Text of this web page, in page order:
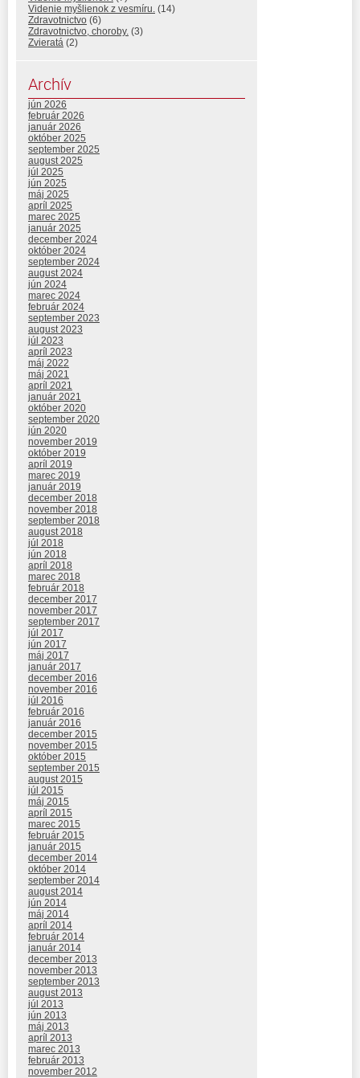
Videnie myšlienok z vesmíru. (14)
Zdravotnictvo (6)
Zdravotnictvo, choroby. (3)
Zvieratá (2)
Archív
jún 2026
február 2026
január 2026
október 2025
september 2025
august 2025
júl 2025
jún 2025
máj 2025
apríl 2025
marec 2025
január 2025
december 2024
október 2024
september 2024
august 2024
jún 2024
marec 2024
február 2024
september 2023
august 2023
júl 2023
apríl 2023
máj 2022
máj 2021
apríl 2021
január 2021
október 2020
september 2020
jún 2020
november 2019
október 2019
apríl 2019
marec 2019
január 2019
december 2018
november 2018
september 2018
august 2018
júl 2018
jún 2018
apríl 2018
marec 2018
február 2018
december 2017
november 2017
september 2017
júl 2017
jún 2017
máj 2017
január 2017
december 2016
november 2016
júl 2016
február 2016
január 2016
december 2015
november 2015
október 2015
september 2015
august 2015
júl 2015
máj 2015
apríl 2015
marec 2015
február 2015
január 2015
december 2014
október 2014
september 2014
august 2014
jún 2014
máj 2014
apríl 2014
február 2014
január 2014
december 2013
november 2013
september 2013
august 2013
júl 2013
jún 2013
máj 2013
apríl 2013
marec 2013
február 2013
november 2012